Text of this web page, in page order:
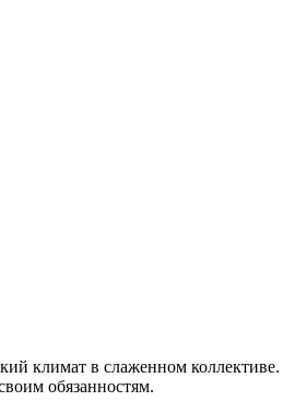
климат в слаженном коллективе.
обязанностям.